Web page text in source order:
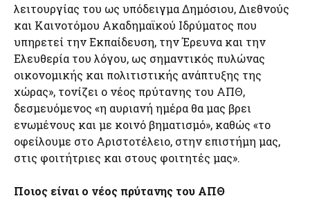
λειτουργίας του ως υπόδειγμα Δημόσιου, Διεθνούς
και Καινοτόμου Ακαδημαϊκού Ιδρύματος που
υπηρετεί την Εκπαίδευση, την Έρευνα και την
Ελευθερία του λόγου, ως σημαντικός πυλώνας
οικονομικής και πολιτιστικής ανάπτυξης της
χώρας», τονίζει ο νέος πρύτανης του ΑΠΘ,
δεσμευόμενος «η αυριανή ημέρα θα μας βρει
ενωμένους και με κοινό βηματισμό», καθώς «το
οφείλουμε στο Αριστοτέλειο, στην επιστήμη μας,
στις φοιτήτριες και στους φοιτητές μας».
Ποιος είναι ο νέος πρύτανης του ΑΠΘ